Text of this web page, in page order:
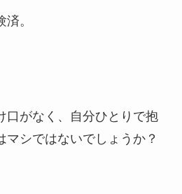
。
口がなく、自分ひとりで抱
マシではないでしょうか？